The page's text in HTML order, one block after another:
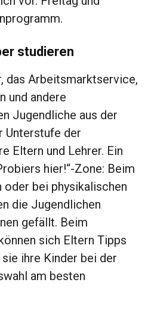
studieren
das Arbeitsmarktservice,
und andere
Jugendliche aus der
Unterstufe der
Eltern und Lehrer. Ein
hier!“-Zone: Beim
bei physikalischen
die Jugendlichen
gefällt. Beim
sich Eltern Tipps
ihre Kinder bei der
am besten